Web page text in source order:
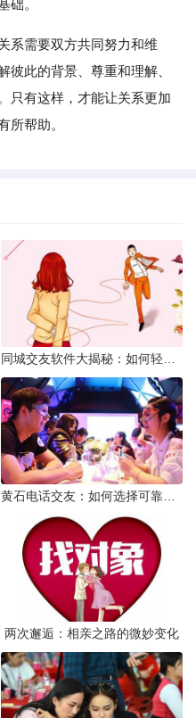
础。
系需要双方共同努力和维
彼此的背景、尊重和理解、
只有这样，才能让关系更加
所帮助。
两次邂逅：相亲之路的微妙变化